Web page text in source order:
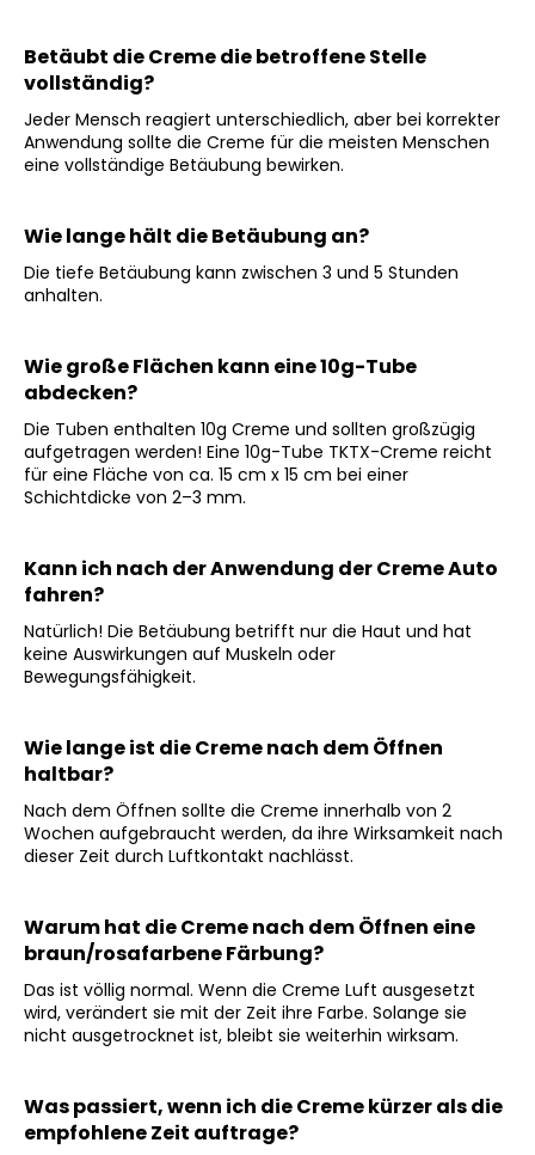
Betäubt die Creme die betroffene Stelle
vollständig?
Jeder Mensch reagiert unterschiedlich, aber bei korrekter
Anwendung sollte die Creme für die meisten Menschen
eine vollständige Betäubung bewirken.
Wie lange hält die Betäubung an?
Die tiefe Betäubung kann zwischen 3 und 5 Stunden
anhalten.
Wie große Flächen kann eine 10g-Tube
abdecken?
Die Tuben enthalten 10g Creme und sollten großzügig
aufgetragen werden! Eine 10g-Tube TKTX-Creme reicht
für eine Fläche von ca. 15 cm x 15 cm bei einer
Schichtdicke von 2–3 mm.
Kann ich nach der Anwendung der Creme Auto
fahren?
Natürlich! Die Betäubung betrifft nur die Haut und hat
keine Auswirkungen auf Muskeln oder
Bewegungsfähigkeit.
Wie lange ist die Creme nach dem Öffnen
haltbar?
Nach dem Öffnen sollte die Creme innerhalb von 2
Wochen aufgebraucht werden, da ihre Wirksamkeit nach
dieser Zeit durch Luftkontakt nachlässt.
Warum hat die Creme nach dem Öffnen eine
braun/rosafarbene Färbung?
Das ist völlig normal. Wenn die Creme Luft ausgesetzt
wird, verändert sie mit der Zeit ihre Farbe. Solange sie
nicht ausgetrocknet ist, bleibt sie weiterhin wirksam.
Was passiert, wenn ich die Creme kürzer als die
empfohlene Zeit auftrage?
l
e
n
OHNE
STRESS“
(40%)
€47,80